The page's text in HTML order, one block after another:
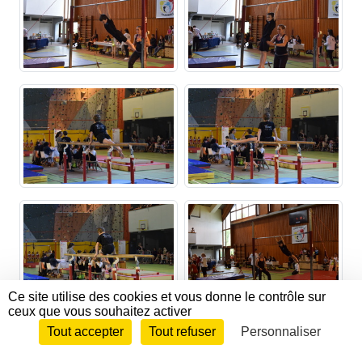
Envie de participer ? CONNEXION
Ce site utilise des cookies et vous donne le contrôle sur
ceux que vous souhaitez activer
Tout accepter
Tout refuser Personnaliser